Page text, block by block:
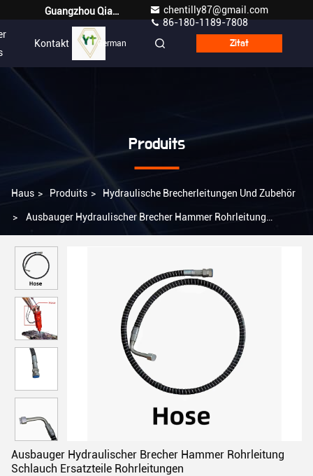
Guangzhou Qianyuan Construction Machinery Co,.LTD
chentilly87@gmail.com
86-180-1189-7808
Kontakt German Zitat
Produits
Haus > Produits > Hydraulische Brecherleitungen Und Zubehör
> Ausbauger Hydraulischer Brecher Hammer Rohrleitung
Ausbauger Hydraulischer Brecher Hammer Rohrleitung
Schlauch Ersatzteile Rohrleitungen